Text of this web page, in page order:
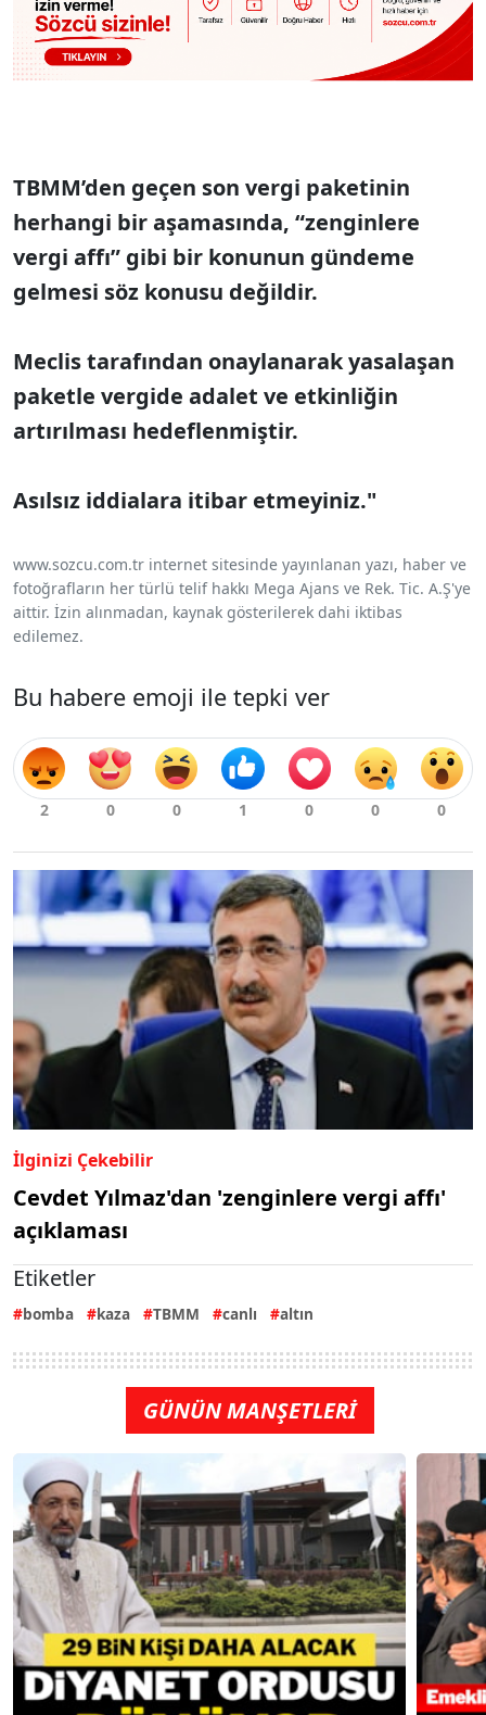
TBMM’den geçen son vergi paketinin
herhangi bir aşamasında, “zenginlere
vergi affı” gibi bir konunun gündeme
gelmesi söz konusu değildir.
Meclis tarafından onaylanarak yasalaşan
paketle vergide adalet ve etkinliğin
artırılması hedeflenmiştir.
Asılsız iddialara itibar etmeyiniz."
www.sozcu.com.tr internet sitesinde yayınlanan yazı, haber ve
fotoğrafların her türlü telif hakkı Mega Ajans ve Rek. Tic. A.Ş'ye
aittir. İzin alınmadan, kaynak gösterilerek dahi iktibas
edilemez.
Bu habere emoji ile tepki ver
İlginizi Çekebilir
Cevdet Yılmaz'dan 'zenginlere vergi affı'
açıklaması
Etiketler
bomba kaza TBMM canlı altın
GÜNÜN MANŞETLERİ